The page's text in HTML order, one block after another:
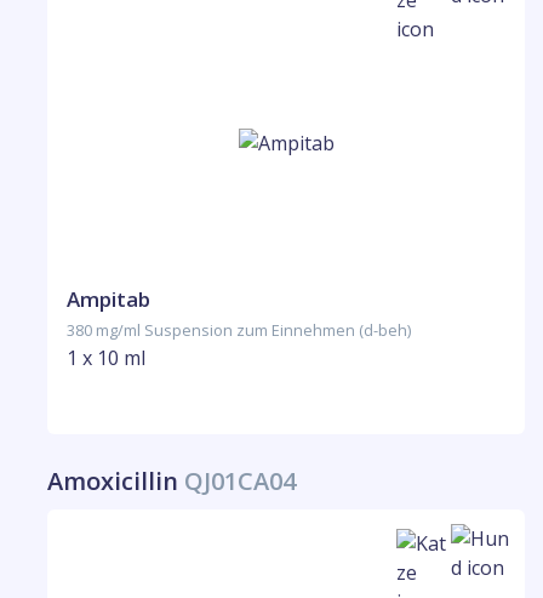
Ampitab
380 mg/ml Suspension zum Einnehmen (d-beh)
1 x 10 ml
Amoxicillin QJ01CA04